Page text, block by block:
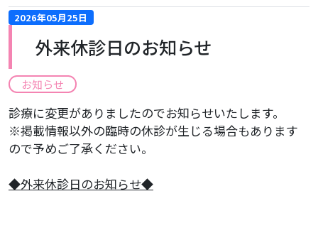
2026年05月25日
外来休診日のお知らせ
お知らせ
診療に変更がありましたのでお知らせいたします。
※掲載情報以外の臨時の休診が生じる場合もあります
ので予めご了承ください。
​◆外来休診日のお知らせ◆